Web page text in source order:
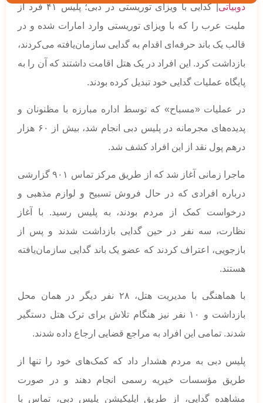
دوبیاتی
| گدایی با ویزای توریستی در دبی؛ پلیس ۴۱ فرد از
ملیت عرب را که با ویزای توریستی وارد امارات شده و در
قالب یک باند حرفه‌ای اقدام به گدایی سازمان‌یافته می‌کردند،
بازداشت کرد. این افراد در یک هتل اقامت داشتند که آن را به
پایگاه عملیات گدایی خود تبدیل کرده بودند.
در عملیات «مسباح» که توسط اداره مبارزه با مظنونان و
پدیده‌های مجرمانه در پلیس دبی انجام شد، بیش از ۶۰ هزار
درهم پول نقد از این افراد کشف شد.
ماجرا زمانی آغاز شد که از طریق مرکز تماس ۹۰۱ گزارشی
درباره افرادی که در حال فروش تسبیح و لوازم مذهبی و
درخواست کمک از مردم بودند، به پلیس رسید. با آغاز
نظارت، سه نفر در حین گدایی بازداشت شدند و پس از
بازجویی، اعتراف کردند که عضو یک باند گدایی سازمان‌یافته
هستند.
با هماهنگی با مدیریت هتل، ۲۸ نفر دیگر در همان محل
بازداشت و ۱۰ نفر نیز هنگام تلاش برای ترک هتل دستگیر
شدند. تمامی این افراد به مراجع قضایی ارجاع داده شدند.
پلیس دبی به مردم هشدار داد که کمک‌های خود را تنها از
طریق مؤسسات خیریه رسمی انجام دهند و در صورت
مشاهده گدایی، از طریق اپلیکیشن پلیس دبی، تماس با